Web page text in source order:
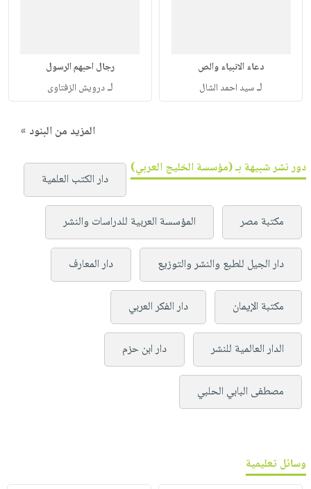
دعاء الانبياء والص
لـسيد احمد الشال
رجال احبهم الرسول
لـدرويش الزفتاوى
المزيد من البنود »
دور نشر شبيهة بـ (مؤسسة الخليج العربي)
دار الكتب العلمية
مكتبة مصر المؤسسة العربية للدراسات والنشر
دار الجيل للطبع والنشر والتوزيع دار المعارف
مكتبة الإيمان دار الفكر العربي
الدار العالمية للنشر دار ابن حزم
مصطفى البابي الحلبي
وسائل تعليمية